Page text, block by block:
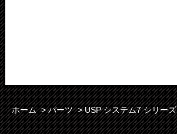
ホーム >パーツ >USP システム7 シリーズ